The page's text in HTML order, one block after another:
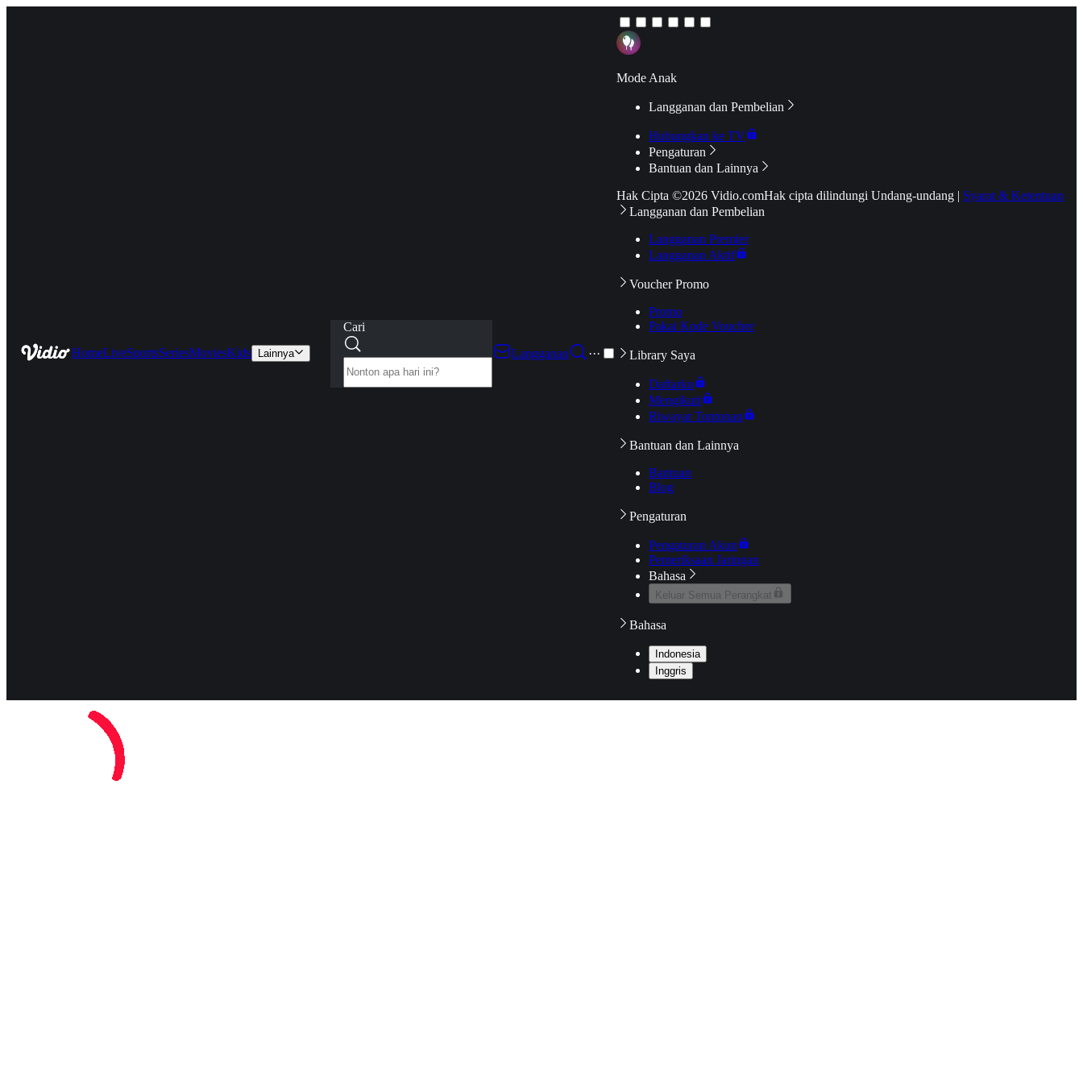
HomeLiveSportsSeriesMoviesKids Lainnya
Cari
Langganan
···
Mode Anak
Langganan dan Pembelian
Hubungkan ke TV
Pengaturan
Bantuan dan Lainnya
Hak Cipta ©2026 Vidio.comHak cipta dilindungi Undang-undang | Syarat & Ketentuan
Langganan dan Pembelian
Langganan Premier
Langganan Aktif
Voucher Promo
Promo
Pakai Kode Voucher
Library Saya
Daftarku
Mengikuti
Riwayat Tontonan
Bantuan dan Lainnya
Bantuan
Blog
Pengaturan
Pengaturan Akun
Pemeriksaan Jaringan
Bahasa
Keluar Semua Perangkat
Bahasa
Indonesia
Inggris